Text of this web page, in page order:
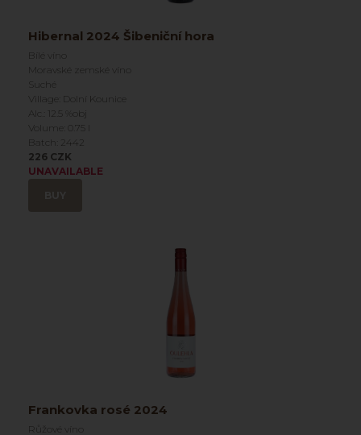
Hibernal 2024 Šibeniční hora
Bílé víno
Moravské zemské víno
Suché
Village: Dolní Kounice
Alc.: 12.5 %obj
Volume: 0.75 l
Batch: 2442
226 CZK
UNAVAILABLE
Frankovka rosé 2024
Růžové víno